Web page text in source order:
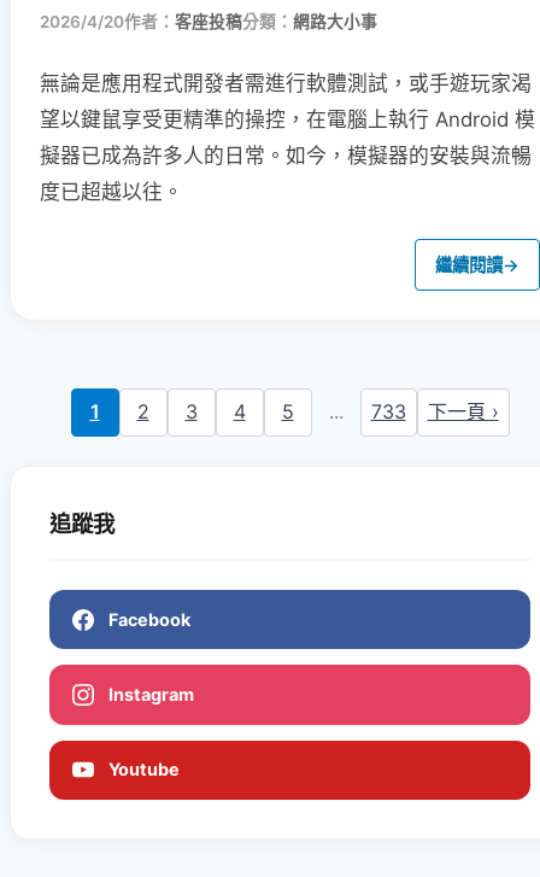
2026/4/20作者： 客座投稿分類： 網路大小事
無論是應用程式開發者需進行軟體測試，或手遊玩家渴
望以鍵鼠享受更精準的操控，在電腦上執行 Android 模
擬器已成為許多人的日常。如今，模擬器的安裝與流暢
度已超越以往。
繼續閱讀→
1 2 3 4 5 ... 733 下一頁 ›
追蹤我
Facebook
Instagram
Youtube